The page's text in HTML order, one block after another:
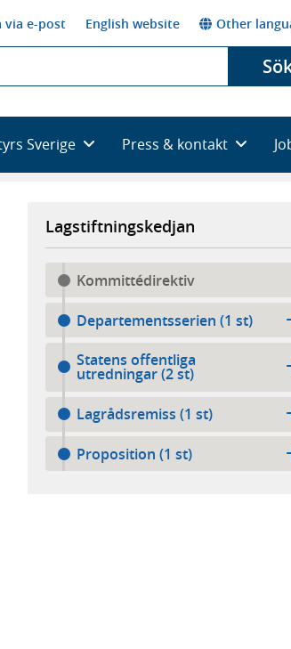
via e-post English website Other
Sverige Press & kontakt
Lagstiftningskedjan
Kommittédirektiv
Departementsserien (1 st)
Statens offentliga
utredningar (2 st)
Lagrådsremiss (1 st)
Proposition (1 st)